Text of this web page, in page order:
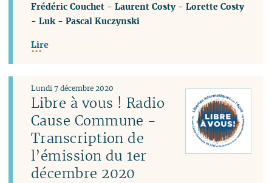
Frédéric Couchet -Laurent Costy-Lorette Costy
-Luk-Pascal Kuczynski
Lire
Libre à vous ! Radio
Cause Commune -
Transcription de
l’émission du 1er
décembre 2020
Lundi 7 décembre 2020